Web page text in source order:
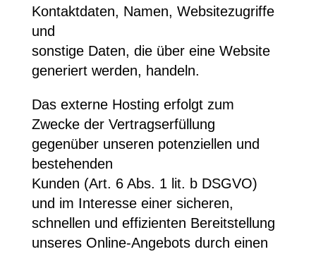
Kontaktdaten, Namen, Websitezugriffe
und
sonstige Daten, die über eine Website
generiert werden, handeln.
Das externe Hosting erfolgt zum
Zwecke der Vertragserfüllung
gegenüber unseren potenziellen und
bestehenden
Kunden (Art. 6 Abs. 1 lit. b DSGVO)
und im Interesse einer sicheren,
schnellen und effizienten Bereitstellung
unseres Online-Angebots durch einen